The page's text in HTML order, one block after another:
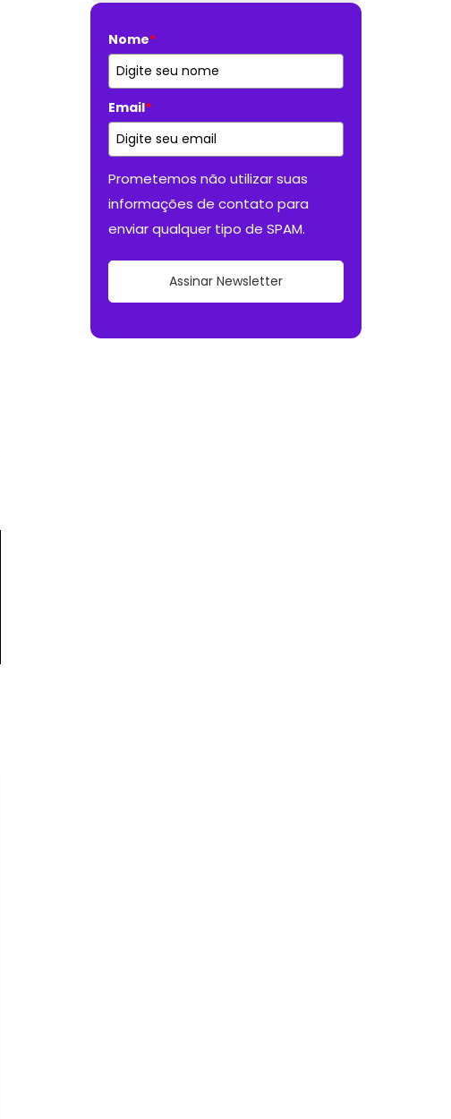
Nome*
Email*
Prometemos não utilizar suas
informações de contato para
enviar qualquer tipo de SPAM.
Assinar Newsletter